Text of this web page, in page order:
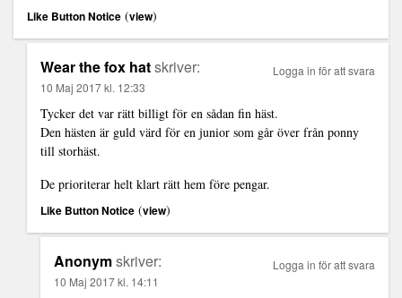
Like Button Notice (view)
Wear the fox hatskriver:
10 Maj 2017 kl. 12:33
Tycker det var rätt billigt för en sådan fin häst.
Den hästen är guld värd för en junior som går över från ponny
till storhäst.
De prioriterar helt klart rätt hem före pengar.
Like Button Notice (view)
Logga in för att svara
Anonymskriver:
10 Maj 2017 kl. 14:11
Logga in för att svara